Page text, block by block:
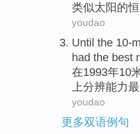
类似太阳的
youdao
Until the 10-
had the best
在1993年10
上分辨能力
youdao
更多双语例句